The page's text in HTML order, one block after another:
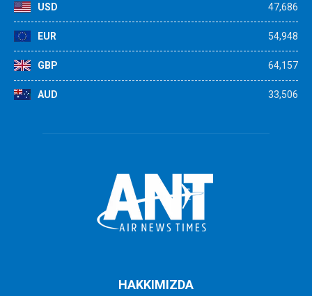
USD 47,686
EUR 54,948
GBP 64,157
AUD 33,506
HAKKIMIZDA